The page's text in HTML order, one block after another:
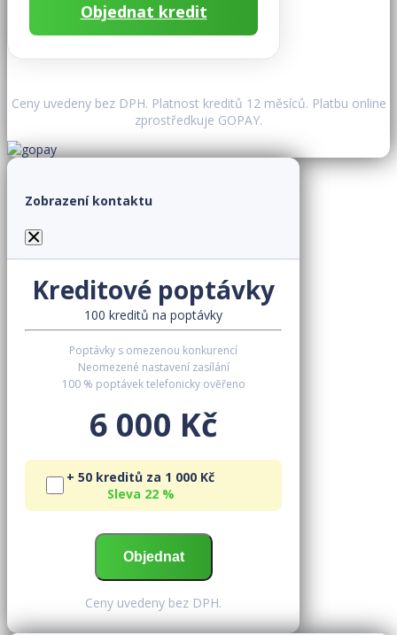
Objednat kredit
Ceny uvedeny bez DPH. Platnost kreditů 12 měsíců. Platbu online
zprostředkuje GOPAY.
Zobrazení kontaktu
×
Kreditové poptávky
100 kreditů na poptávky
Poptávky s omezenou konkurencí
Neomezené nastavení zasílání
100 % poptávek telefonicky ověřeno
6 000 Kč
+ 50 kreditů za 1 000 Kč
Sleva 22 %
Ceny uvedeny bez DPH.